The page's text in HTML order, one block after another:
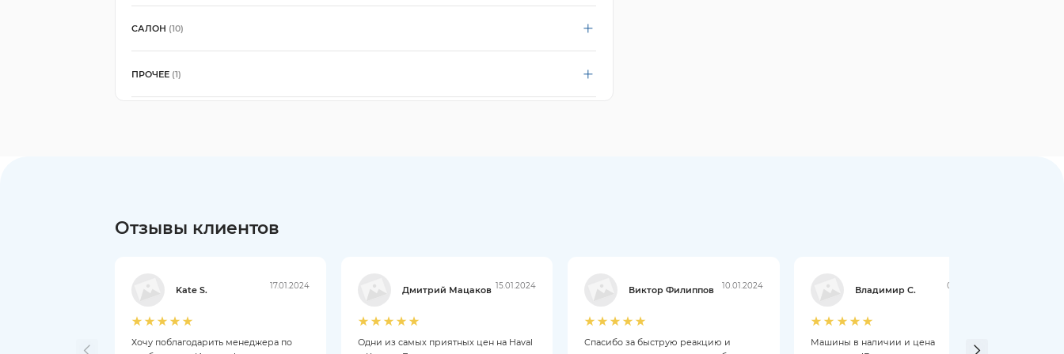
САЛОН (10)
ПРОЧЕЕ (1)
Отзывы клиентов
Kate S. 17.01.2024
Хочу поблагодарить менеджера по
Дмитрий Мацаков 15.01.2024
Одни из самых приятных цен на Haval
Виктор Филиппов 10.01.2024
Спасибо за быструю реакцию и
Владимир С. 09.01.2024
Машины в наличии и цена